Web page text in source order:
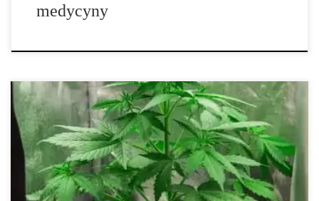
medycyny
Nasiona czy klony – optymalny wybór dla Twojej uprawy roślin
Dylemat „nasiona czy klony” wraca u każdego hodowcy,
niezależnie od skali i doświadczenia. Gdy nie masz dostępu do
zdrowych roślin matecznych, racjonalnym punktem startu są
nasiona. Jeśli jednak Twój ogród działa i zależy Ci na